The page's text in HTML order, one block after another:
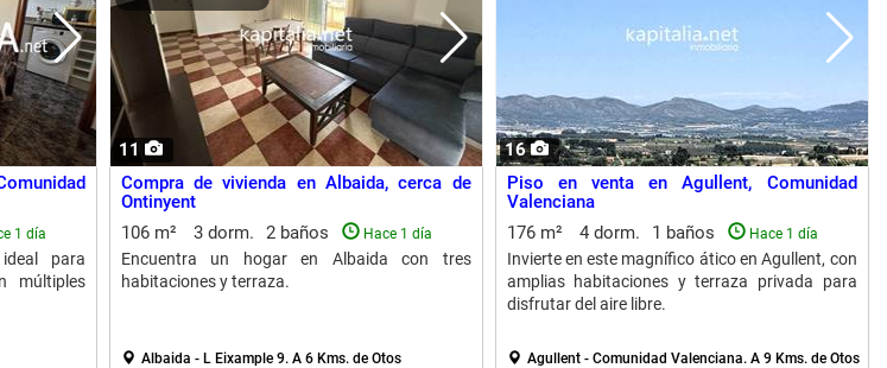
1 día
para
múltiples
11
Compra de vivienda en Albaida, cerca de
Ontinyent
106 m²
3 dorm. 2 baños Hace 1 día
Encuentra un hogar en Albaida con tres
habitaciones y terraza.
Albaida - L Eixample 9. A 6 Kms. de Otos
16
Piso en venta en Agullent, Comunidad
Valenciana
176 m²
4 dorm. 1 baños Hace 1 día
Invierte en este magnífico ático en Agullent, con
amplias habitaciones y terraza privada para
disfrutar del aire libre.
Agullent - Comunidad Valenciana. A 9 Kms. de Otos